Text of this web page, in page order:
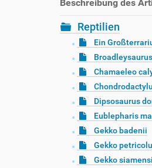
i
e
Beschreibung des
Reptilien
Ein
Chamaeleo
Dipsosaurus
Eublepharis
Gekko badenii
Gekko
Gekko